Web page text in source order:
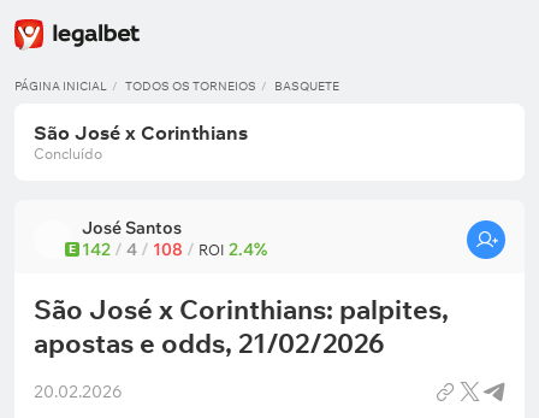
PÁGINA INICIAL TODOS OS TORNEIOS BASQUETE
São José x Corinthians
Concluído
E
José Santos
142 / 4 / 108 / ROI 2.4%
São José x Corinthians: palpites,
apostas e odds, 21/02/2026
20.02.2026